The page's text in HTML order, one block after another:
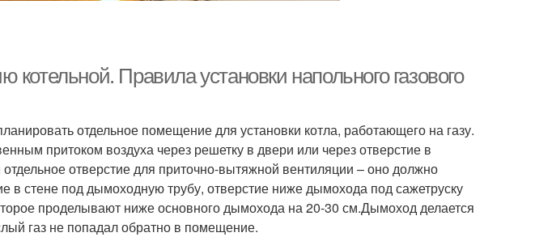
Правила установки напольного газового
отдельное помещение для установки котла, работающего на газу.
притоком воздуха через решетку в двери или через отверстие в
отверстие для приточно-вытяжной вентиляции – оно должно
в стене под дымоходную трубу, отверстие ниже дымохода под сажетруску
проделывают ниже основного дымохода на 20-30 см.Дымоход делается
газ не попадал обратно в помещение.